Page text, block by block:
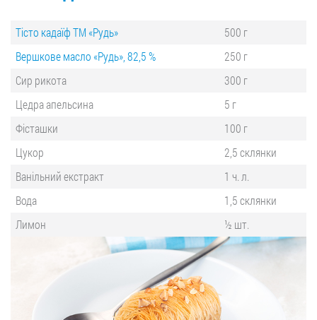
Тісто кадаїф ТМ «Рудь»
500 г
Вершкове масло «Рудь», 82,5 %
250 г
Сир рикота
300 г
Цедра апельсина
5 г
Фісташки
100 г
Цукор
2,5 склянки
Ванільний екстракт
1 ч. л.
Вода
1,5 склянки
Лимон
½ шт.